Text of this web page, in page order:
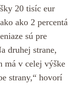
20 tisíc eur
ako 2 percentá
sú pre
druhej strane,
má v celej výške
strany,“ hovorí